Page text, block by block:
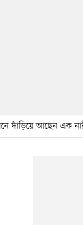
দাঁড়িয়ে আছেন এক